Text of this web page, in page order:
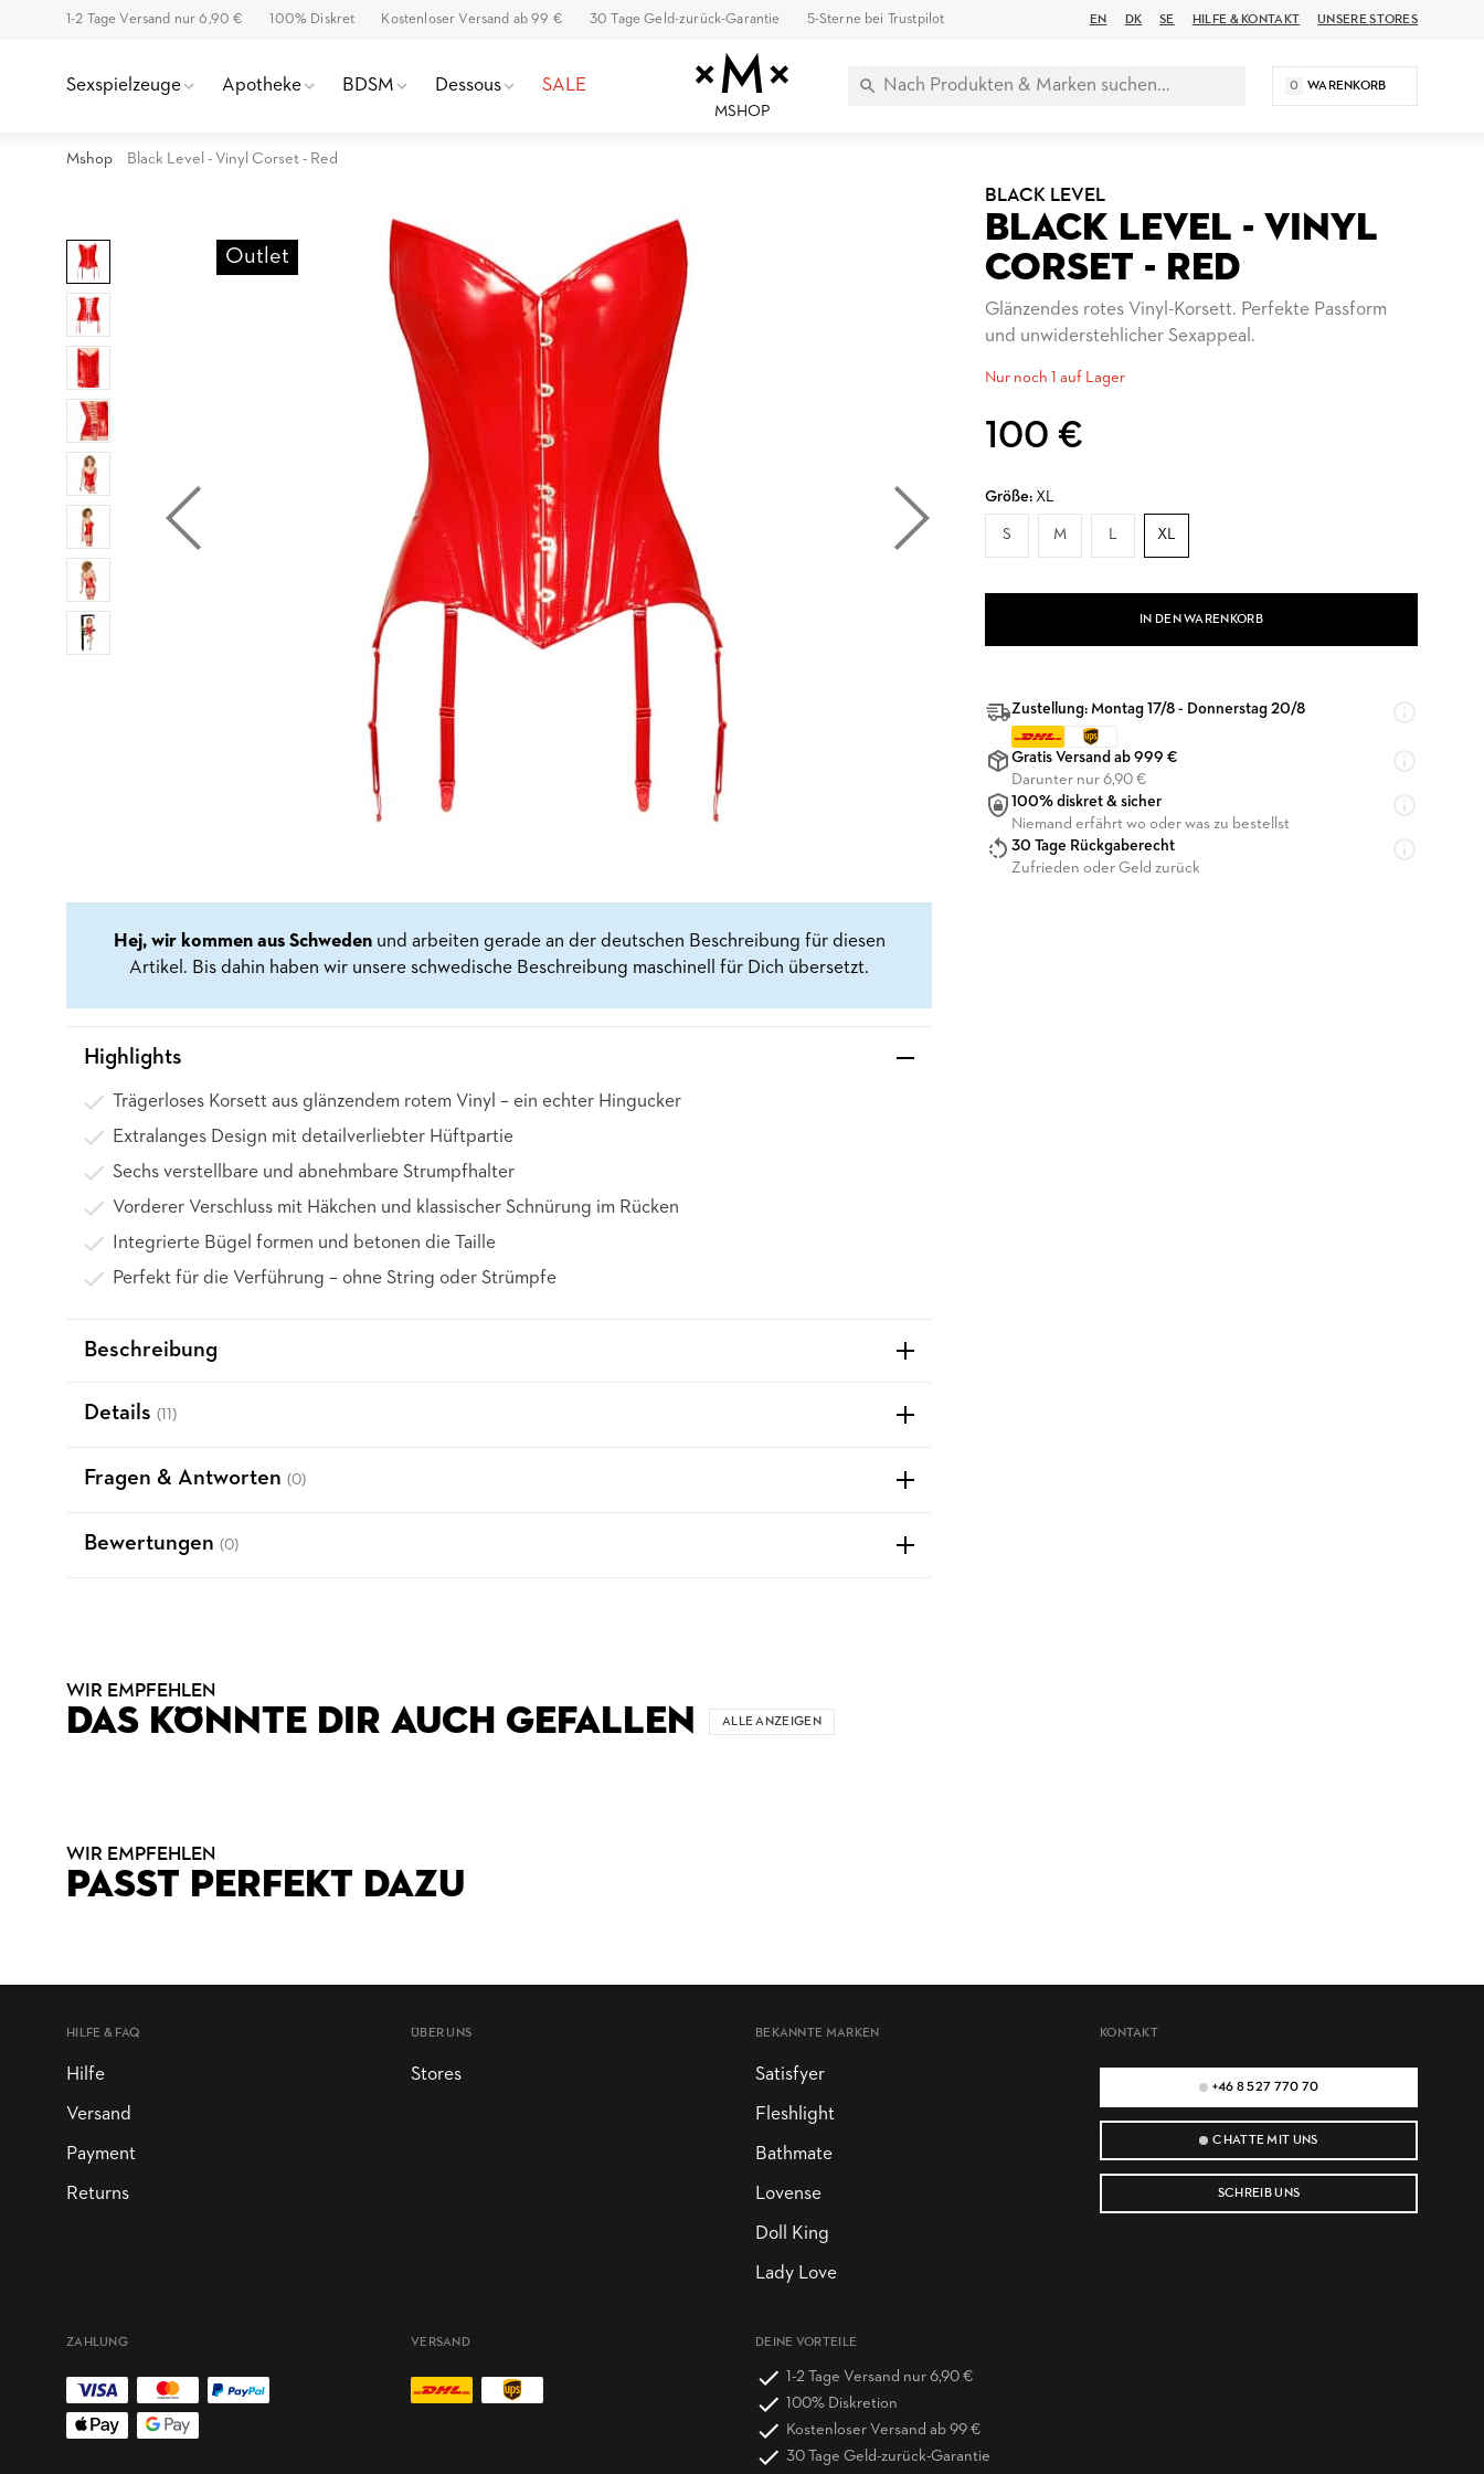
1-2 Tage Versand nur 6,90 € 100% Diskret Kostenloser Versand ab 99 € 30 Tage Geld-zurück-Garantie 5-Sterne bei Trustpilot EN DK SE HILFE & KONTAKT UNSERE STORES
Sexspielzeuge Apotheke BDSM Dessous SALE
MSHOP
0 WARENKORB
Mshop Black Level - Vinyl Corset - Red
Outlet
BLACK LEVEL
BLACK LEVEL - VINYL
CORSET - RED
Glänzendes rotes Vinyl-Korsett. Perfekte Passform
und unwiderstehlicher Sexappeal.
Nur noch 1 auf Lager
100 €
Größe: XL
S M L XL
IN DEN WARENKORB
Zustellung: Montag 17/8 - Donnerstag 20/8
Gratis Versand ab 999 €
Darunter nur 6,90 €
100% diskret & sicher
Niemand erfährt wo oder was zu bestellst
30 Tage Rückgaberecht
Zufrieden oder Geld zurück
Hej, wir kommen aus Schwedenund arbeiten gerade an der deutschen Beschreibung für diesen
Artikel. Bis dahin haben wir unsere schwedische Beschreibung maschinell für Dich übersetzt.
Highlights
Trägerloses Korsett aus glänzendem rotem Vinyl – ein echter Hingucker
Extralanges Design mit detailverliebter Hüftpartie
Sechs verstellbare und abnehmbare Strumpfhalter
Vorderer Verschluss mit Häkchen und klassischer Schnürung im Rücken
Integrierte Bügel formen und betonen die Taille
Perfekt für die Verführung – ohne String oder Strümpfe
Beschreibung
Details (11)
Fragen & Antworten (0)
Bewertungen (0)
WIR EMPFEHLEN
DAS KÖNNTE DIR AUCH GEFALLEN ALLE ANZEIGEN
WIR EMPFEHLEN
PASST PERFEKT DAZU
KONTAKT
+46 8 527 770 70
CHATTE MIT UNS
SCHREIB UNS
HILFE & FAQ
Hilfe
Versand
Payment
Returns
ÜBER UNS
Stores
BEKANNTE MARKEN
Satisfyer
Fleshlight
Bathmate
Lovense
Doll King
Lady Love
DEINE VORTEILE
1-2 Tage Versand nur 6,90 €
100% Diskretion
Kostenloser Versand ab 99 €
30 Tage Geld-zurück-Garantie
ZAHLUNG VERSAND